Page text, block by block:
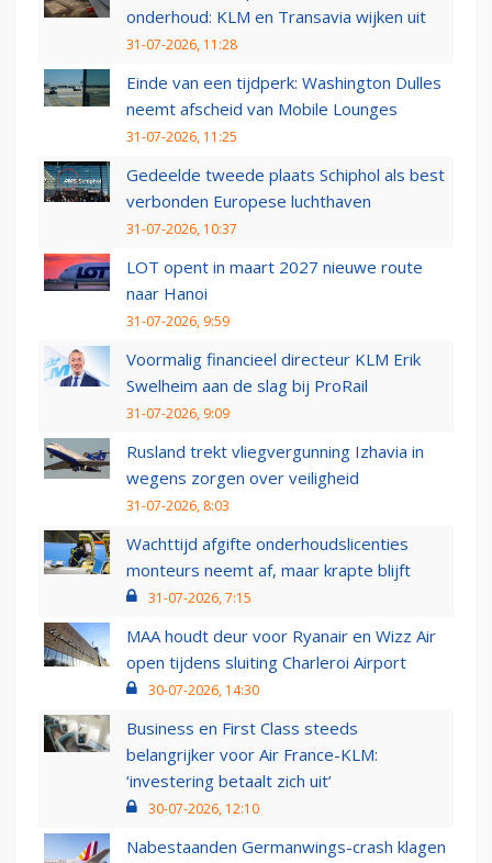
onderhoud: KLM en Transavia wijken uit
31-07-2026, 11:28
Einde van een tijdperk: Washington Dulles
neemt afscheid van Mobile Lounges
31-07-2026, 11:25
Gedeelde tweede plaats Schiphol als best
verbonden Europese luchthaven
31-07-2026, 10:37
LOT opent in maart 2027 nieuwe route
naar Hanoi
31-07-2026, 9:59
Voormalig financieel directeur KLM Erik
Swelheim aan de slag bij ProRail
31-07-2026, 9:09
Rusland trekt vliegvergunning Izhavia in
wegens zorgen over veiligheid
31-07-2026, 8:03
Wachttijd afgifte onderhoudslicenties
monteurs neemt af, maar krapte blijft
31-07-2026, 7:15
MAA houdt deur voor Ryanair en Wizz Air
open tijdens sluiting Charleroi Airport
30-07-2026, 14:30
Business en First Class steeds
belangrijker voor Air France-KLM:
‘investering betaalt zich uit’
30-07-2026, 12:10
Nabestaanden Germanwings-crash klagen